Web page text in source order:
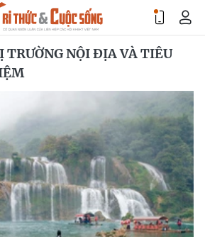
TRƯỜNG NỘI ĐỊA VÀ TIÊU